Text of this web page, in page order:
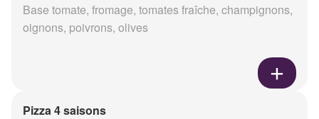
Base tomate, fromage, tomates fraîche, champignons,
oignons, poivrons, olives
Pizza 4 saisons